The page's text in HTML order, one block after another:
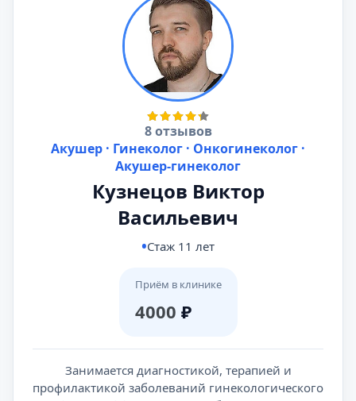
8 отзывов
Акушер · Гинеколог · Онкогинеколог ·
Акушер-гинеколог
Кузнецов Виктор
Васильевич
Стаж 11 лет
Приём в клинике
4000 ₽
Занимается диагностикой, терапией и
профилактикой заболеваний гинекологического